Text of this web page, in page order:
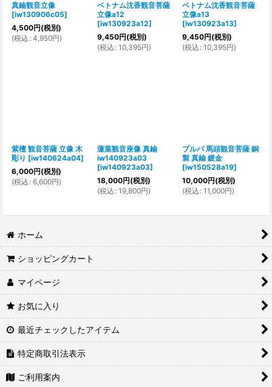
真鍮観音立像
[iw130906c05]
4,500円(税別)
(税込 : 4,950円)
ベトナム沈香観音菩薩
立像a12
[iw130923a12]
9,450円(税別)
(税込 : 10,395円)
ベトナム沈香観音菩薩
立像a13
[iw130923a13]
9,450円(税別)
(税込 : 10,395円)
紫檀 観音菩薩 立像 木
彫り [iw140624a04]
6,000円(税別)
(税込 : 6,600円)
蓮葉観音座像 真鍮
iw140923a03
[iw140923a03]
18,000円(税別)
(税込 : 19,800円)
プルパ 馬頭観音菩薩 銅
製 真鍮 鍍金
[iw150528a19]
10,000円(税別)
(税込 : 11,000円)
ホーム
ショッピングカート
マイページ
お気に入り
最近チェックしたアイテム
特定商取引法表示
ご利用案内